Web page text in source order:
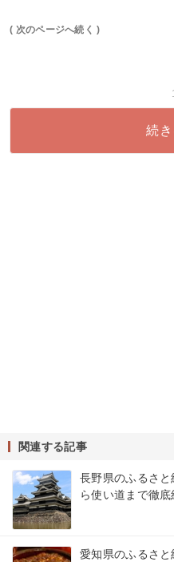
( 次のページへ続く )
続
関連する記事
長野県のふるさ
ら使い道まで徹底
愛知県のふるさ